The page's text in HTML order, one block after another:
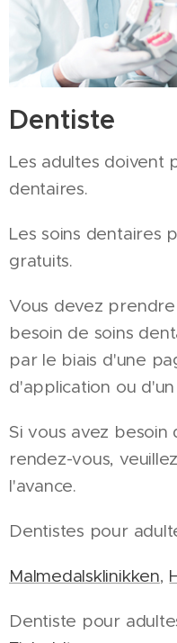
Dentiste
Les adultes doivent
dentaires.
Les soins dentaires
gratuits.
Vous devez
besoin de soins
par le biais d'une
d'application ou
Si vous avez
rendez-vous,
l'avance.
Dentistes pour
Malmedalsklinikken,
Dentiste pour